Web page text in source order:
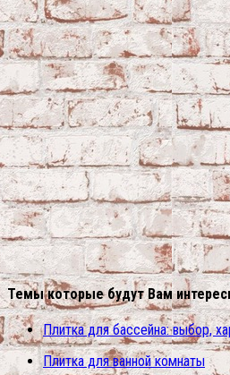
Темы которые будут Вам
Плитка для бассейна: выбор,
Плитка для ванной комнаты